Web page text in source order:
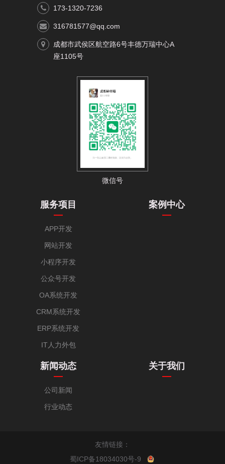
173-1320-7236
316781577@qq.com
成都市武侯区航空路6号丰德万瑞中心A
座1105号
微信号
服务项目
APP开发
网站开发
小程序开发
公众号开发
OA系统开发
CRM系统开发
ERP系统开发
IT人力外包
案例中心
新闻动态
公司新闻
行业动态
关于我们
友情链接：
蜀ICP备18034030号-9